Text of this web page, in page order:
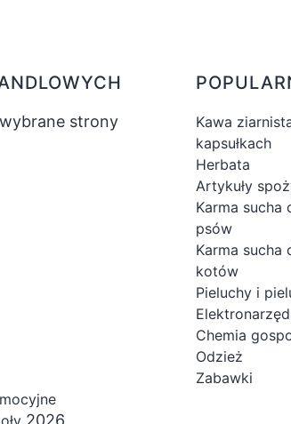
strony
2026
Kawa
kapsułkach
Herbata
Artykuły
Karma sucha
psów
Karma sucha
kotów
Pieluchy i
Chemia
Odzież
Zabawki